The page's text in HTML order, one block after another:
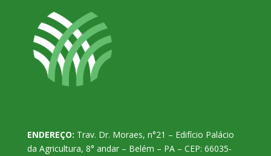
ENDEREÇO: Trav. Dr. Moraes, n°21 – Edifício Palácio
da Agricultura, 8° andar – Belém – PA – CEP: 66035-